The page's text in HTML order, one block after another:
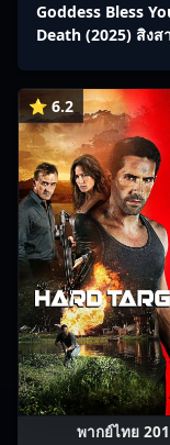
Goddess Bless
Death (2025) สิงส
⭐ 6.2
พากย์ไทย